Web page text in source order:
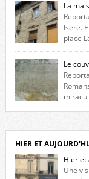
La
Isère.
place
maison construite au
fenêtres jumelles à
niche qui contient
Le
l’histoire de la
retour sur l’histoire
HIER ET
Hier et
Une